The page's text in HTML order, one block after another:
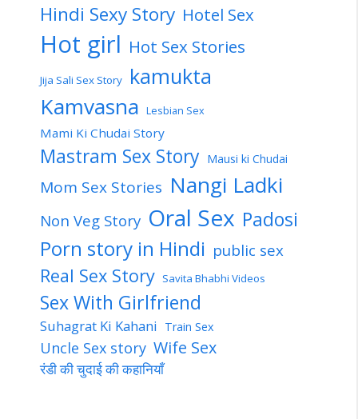
Hindi Sexy Story Hotel Sex
Hot girl Hot Sex Stories
Jija Sali Sex Story kamukta
Kamvasna Lesbian Sex
Mami Ki Chudai Story
Mastram Sex Story Mausi ki Chudai
Mom Sex Stories Nangi Ladki
Non Veg Story Oral Sex Padosi
Porn story in Hindi public sex
Real Sex Story Savita Bhabhi Videos
Sex With Girlfriend
Suhagrat Ki Kahani Train Sex
Uncle Sex story Wife Sex
रंडी की चुदाई की कहानियाँ